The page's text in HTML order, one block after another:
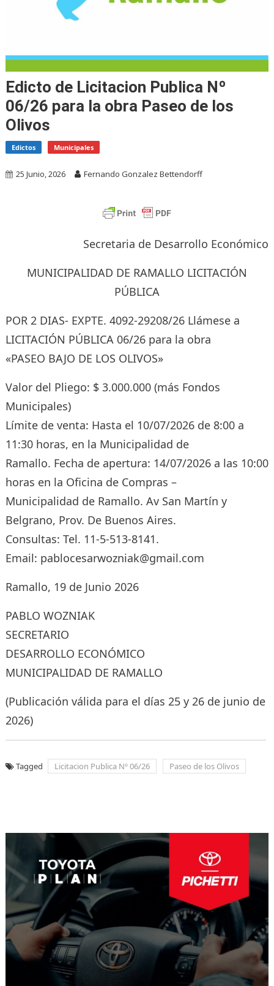
Edicto de Licitacion Publica Nº
06/26 para la obra Paseo de los
Olivos
Edictos Municipales
25 Junio, 2026 Fernando Gonzalez Bettendorff
Secretaria de Desarrollo Económico
MUNICIPALIDAD DE RAMALLO LICITACIÓN
PÚBLICA
POR 2 DIAS- EXPTE. 4092-29208/26 Llámese a
LICITACIÓN PÚBLICA 06/26 para la obra
«PASEO BAJO DE LOS OLIVOS»
Valor del Pliego: $ 3.000.000 (más Fondos
Municipales)
Límite de venta: Hasta el 10/07/2026 de 8:00 a
11:30 horas, en la Municipalidad de
Ramallo. Fecha de apertura: 14/07/2026 a las 10:00
horas en la Oficina de Compras –
Municipalidad de Ramallo. Av San Martín y
Belgrano, Prov. De Buenos Aires.
Consultas: Tel. 11-5-513-8141.
Email: pablocesarwozniak@gmail.com
Ramallo, 19 de Junio 2026
PABLO WOZNIAK
SECRETARIO
DESARROLLO ECONÓMICO
MUNICIPALIDAD DE RAMALLO
(Publicación válida para el días 25 y 26 de junio de
2026)
Tagged Licitacion Publica Nº 06/26 Paseo de los Olivos
entradas